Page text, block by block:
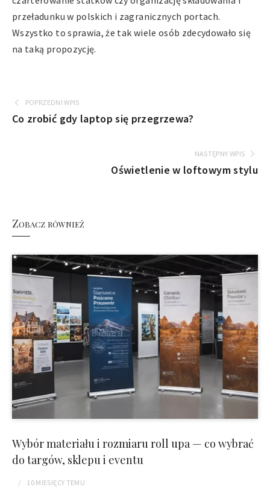
przeładunku w polskich i zagranicznych portach.
Wszystko to sprawia, że tak wiele osób zdecydowało się
na taką propozycję.
POPRZEDNI WPIS
Co zrobić gdy laptop się przegrzewa?
NASTĘPNY WPIS
Oświetlenie w loftowym stylu
Zobacz również
Wybór materiału i rozmiaru roll upa — co wybrać
do targów, sklepu i eventu
10 MIESIĘCY TEMU